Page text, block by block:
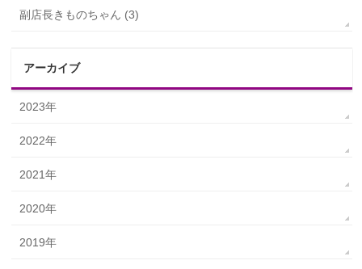
副店長きものちゃん (3)
アーカイブ
2023年
2022年
2021年
2020年
2019年